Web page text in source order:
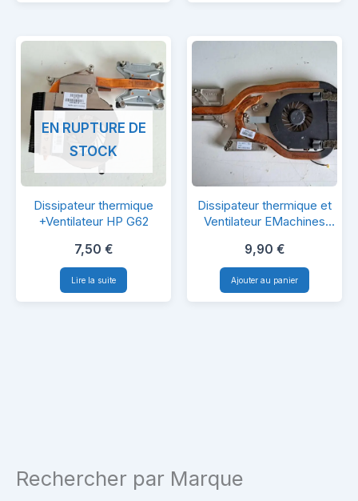
Rechercher par Marque
L850
Dissipateur
thermique
+Ventilateur
HP
G62
EN RUPTURE DE
STOCK
Dissipateur thermique
+Ventilateur HP G62
7,50 €
Lire la suite
Dissipateur
thermique
et
Ventilateur
EMachines
Dissipateur thermique et
Ventilateur EMachines
9,90 €
Ajouter au panier